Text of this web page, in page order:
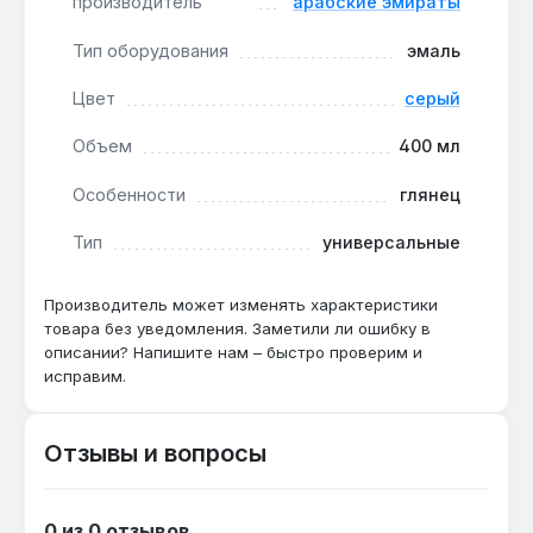
позволяет обработать до 1,5 м² за один
проход.
Продукт подходит для декоративного и
мебели, металлических конструкций и
декоративных элементов внутри помещений.
Эмираты. Гарантия 1 год, доставка по Украине.
Подходит ли для наружных работ?
Да — покрытие после полной полимеризации
устойчиво к атмосферным воздействиям и
Тип оборудования эмаль
Цвет серый
Объем 400 мл
Особенности глянец
Тип универсальные
Производитель может изменять характеристики
товара без уведомления. Заметили ли ошибку в
описании? Напишите нам – быстро проверим и
исправим.
Отзывы и вопросы